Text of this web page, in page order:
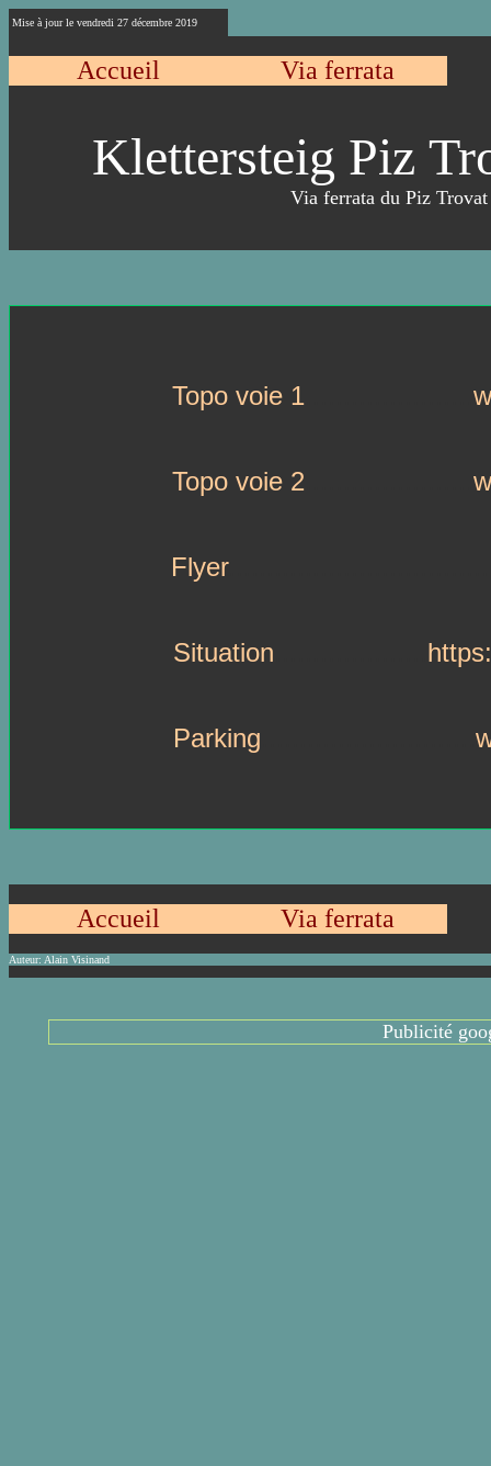
Mise à jour le vendredi 27 décembre 2019
Accueil Via ferrata
Klettersteig Piz
Via ferrata du Piz
Topo voie 1
Topo voie 2
Flyer
Situation
Parking
Accueil Via ferrata
Auteur: Alain Visinand
Publicité